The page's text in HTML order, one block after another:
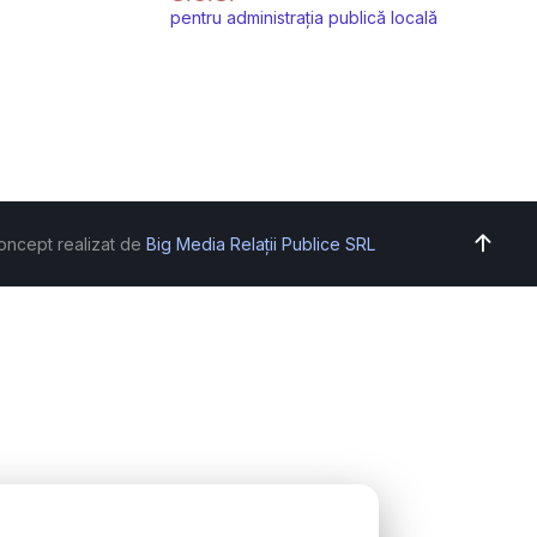
pentru administrația publică locală
realizat de Big Media Relații Publice SRL